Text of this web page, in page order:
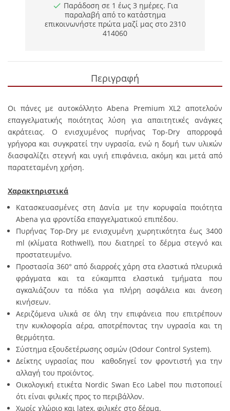
Παράδοση σε 1 έως 3 ημέρες. Για
παραλαβή από το κατάστημα
επικοινωνήστε πρώτα μαζί μας στο 2310
414060
Περιγραφή
Οι πάνες με αυτοκόλλητο Abena Premium ΧL2 αποτελούν
επαγγελματικής ποιότητας λύση για απαιτητικές ανάγκες
ακράτειας. Ο ενισχυμένος πυρήνας Top-Dry απορροφά
γρήγορα και συγκρατεί την υγρασία, ενώ η δομή των υλικών
διασφαλίζει στεγνή και υγιή επιφάνεια, ακόμη και μετά από
παρατεταμένη χρήση.
Χαρακτηριστικά
Κατασκευασμένες στη Δανία με την κορυφαία ποιότητα
Abena για φροντίδα επαγγελματικού επιπέδου.
Πυρήνας Top-Dry με ενισχυμένη χωρητικότητα έως 3400
ml (κλίματα Rothwell), που διατηρεί το δέρμα στεγνό και
προστατευμένο.
Προστασία 360° από διαρροές χάρη στα ελαστικά πλευρικά
φράγματα και τα εύκαμπτα ελαστικά τμήματα που
αγκαλιάζουν τα πόδια για πλήρη ασφάλεια και άνεση
κινήσεων.
Αεριζόμενα υλικά σε όλη την επιφάνεια που επιτρέπουν
την κυκλοφορία αέρα, αποτρέποντας την υγρασία και τη
θερμότητα.
Σύστημα εξουδετέρωσης οσμών (Odour Control System).
Δείκτης υγρασίας που καθοδηγεί τον φροντιστή για την
αλλαγή του προϊόντος.
Οικολογική ετικέτα Nordic Swan Eco Label που πιστοποιεί
ότι είναι φιλικές προς το περιβάλλον.
Χωρίς χλώριο και latex, φιλικές στο δέρμα.